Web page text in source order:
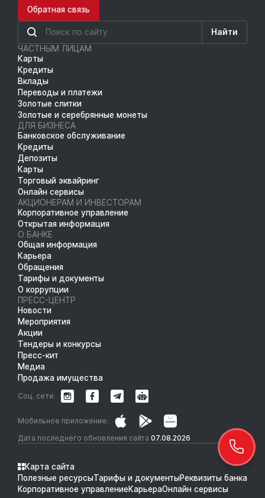
Обратная связь
Найти
ЧАСТНЫМ ЛИЦАМ
Карты
Кредиты
Вклады
Переводы и платежи
Золотые слитки
Золотые и серебрянные монеты
ДЛЯ БИЗНЕСА
Банковское обслуживание
Кредиты
Депозиты
Карты
Торговый эквайринг
Онлайн сервисы
АКЦИОНЕРАМ И ИНВЕСТОРАМ
Корпоративное управление
Открытая информация
О БАНКЕ
Общая информация
Карьера
Обращения
Тарифы и документы
О коррупции
ПРЕСС-ЦЕНТР
Новости
Мероприятия
Акции
Тендеры и конкурсы
Пресс-кит
Медиа
Продажа имущества
Дата последнего обновления сайта 07.08.2026
Мобильное приложение:
Соц. сети:
Карта сайта
Полезные ресурсыТарифы и документыРеквизиты банка
Корпоративное управлениеКарьераОнлайн сервисы